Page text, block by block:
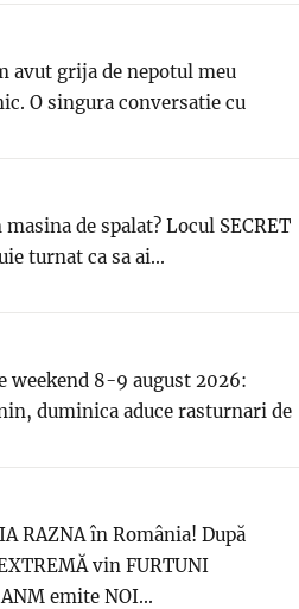
avut grija de nepotul meu
O singura conversatie cu
de spalat? Locul SECRET
turnat ca sa ai...
weekend 8-9 august 2026:
duminica aduce rasturnari de
RAZNA în România! După
vin FURTUNI
emite NOI...